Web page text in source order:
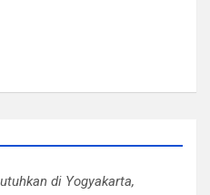
di Yogyakarta,